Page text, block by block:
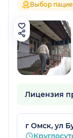
Выбор
Лицензия
г Омск, ул